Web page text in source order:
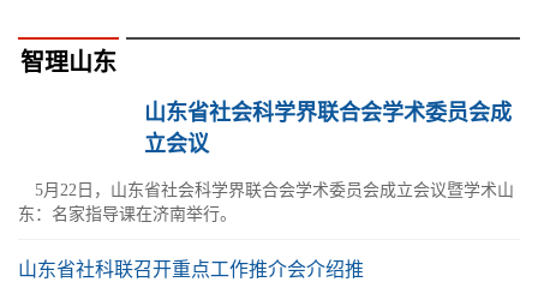
智理山东
山东省社会科学界联合会学术委员会成
立会议
5月22日，山东省社会科学界联合会学术委员会成立会议暨学术山
东：名家指导课在济南举行。
山东省社科联召开重点工作推介会介绍推